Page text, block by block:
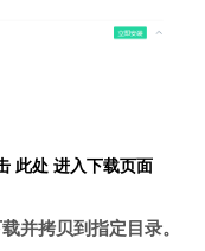
此处 进入下载页面
并拷贝到指定目录。